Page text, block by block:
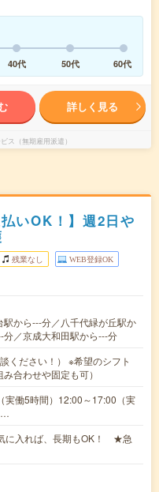
40代 50代 60代
詳しく見る
ス（無期雇用派遣）
いOK！】週2日や
残業なし WEB登録OK
から---分／八千代緑が丘駅か
／京成大和田駅から---分
ください！） ※希望のシフト
合わせや固定も可）
働5時間）12:00～17:00（実
…
に入れば、長期もOK！ ★急